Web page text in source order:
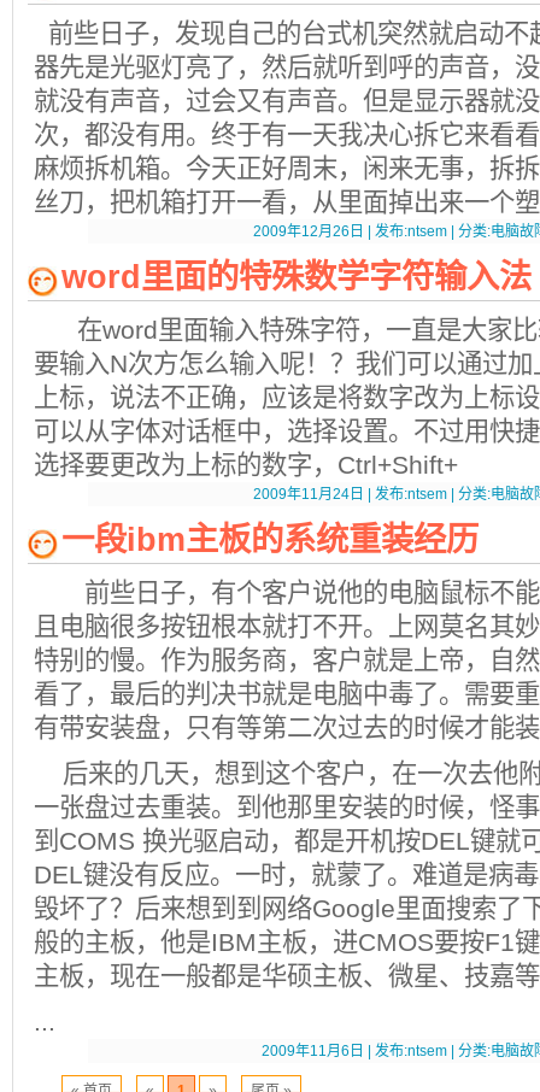
前些日子，发现自己的台式机突然就启动不
器先是光驱灯亮了，然后就听到呼的声音，
就没有声音，过会又有声音。但是显示器就
次，都没有用。终于有一天我决心拆它来看
麻烦拆机箱。今天正好周末，闲来无事，拆
丝刀，把机箱打开一看，从里面掉出来一个
2009年12月26日 | 发布:ntsem | 分类:电脑故
word里面的特殊数学字符输入法
在word里面输入特殊字符，一直是大家比
要输入N次方怎么输入呢！？我们可以通
上标，说法不正确，应该是将数字改为上标
可以从字体对话框中，选择设置。不过用快
选择要更改为上标的数字，Ctrl+Shift+
2009年11月24日 | 发布:ntsem | 分类:电脑故
一段ibm主板的系统重装经历
前些日子，有个客户说他的电脑鼠标不能
且电脑很多按钮根本就打不开。上网莫名其
特别的慢。作为服务商，客户就是上帝，自
看了，最后的判决书就是电脑中毒了。需要
有带安装盘，只有等第二次过去的时候才能
后来的几天，想到这个客户，在一次去他
一张盘过去重装。到他那里安装的时候，怪
到COMS 换光驱启动，都是开机按DEL键就
DEL键没有反应。一时，就蒙了。难道是病
毁坏了？后来想到到网络Google里面搜索了
般的主板，他是IBM主板，进CMOS要按F1
主板，现在一般都是华硕主板、微星、技嘉
...
2009年11月6日 | 发布:ntsem | 分类:电脑故